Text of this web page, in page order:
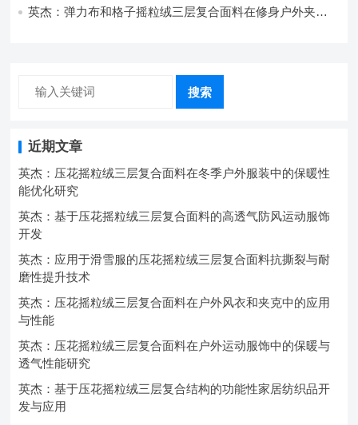
英杰：弹力布和格子摇粒绒三层复合面料在修身户外夹克
搜索
近期文章
英杰：压花摇粒绒三层复合面料在冬季户外服装中的保暖性
能优化研究
英杰：基于压花摇粒绒三层复合面料的高透气防风运动服饰
开发
英杰：应用于滑雪服的压花摇粒绒三层复合面料抗撕裂与耐
磨性提升技术
英杰：压花摇粒绒三层复合面料在户外风衣和夹克中的应用
与性能
英杰：压花摇粒绒三层复合面料在户外运动服饰中的保暖与
透气性能研究
英杰：基于压花摇粒绒三层复合结构的功能性家居纺织品开
发与应用